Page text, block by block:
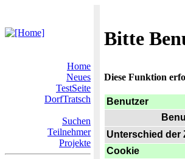
Bitte
Home
Neues
TestSeite
DorfTratsch
Suchen
Teilnehmer
Projekte
Diese Funktion
Benutzer
Unterschied der
Cookie